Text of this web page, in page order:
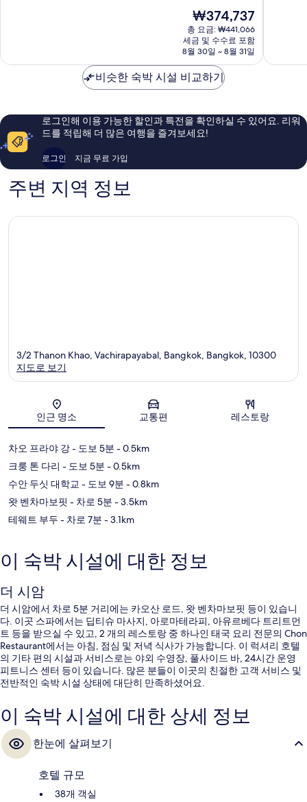
도
최
이
후
기
현
재
요
금
₩374,737
₩374,737
총 요금: ₩441,066
세금 및 수수료 포함
8월 30일 ~ 8월 31일
최
이
용
비슷한 숙박 시설 비교하기
로그인해 이용 가능한 할인과 특전을 확인하실 수 있어요. 리워
드를 적립해 더 많은 여행을 즐겨보세요!
로그인 지금 무료 가입
주변 지역 정보
지도
3/2 Thanon Khao, Vachirapayabal, Bangkok, Bangkok, 10300
지도로 보기
인근 명소 교통편 레스토랑
차오 프라야 강- 도보 5분 - 0.5km
크룽 톤 다리 - 도보 5분 - 0.5km
수안 두싯 대학교 - 도보 9분 - 0.8km
왓 벤차마보핏 - 차로 5분 - 3.5km
테웨트 부두 - 차로 7분 - 3.1km
이 숙박 시설에 대한 정보
더 시암
더 시암에서 차로 5분 거리에는 카오산 로드, 왓 벤차마보핏 등이 있습니
다. 이곳 스파에서는 딥티슈 마사지, 아로마테라피, 아유르베다 트리트먼
트 등을 받으실 수 있고, 2 개의 레스토랑 중 하나인 태국 요리 전문의 Chon
Restaurant에서는 아침, 점심 및 저녁 식사가 가능합니다. 이 럭셔리 호텔
의 기타 편의 시설과 서비스로는 야외 수영장, 풀사이드 바, 24시간 운영
피트니스 센터 등이 있습니다. 많은 분들이 이곳의 친절한 고객 서비스 및
전반적인 숙박 시설 상태에 대단히 만족하셨어요.
이 숙박 시설에 대한 상세 정보
한눈에 살펴보기
호텔 규모
38개 객실